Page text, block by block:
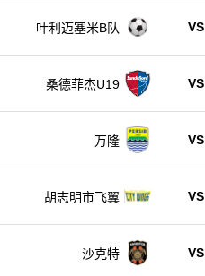
叶利迈塞米B队 VS
桑德菲杰U19 VS
万隆 VS
胡志明市飞翼 VS
沙克特 VS